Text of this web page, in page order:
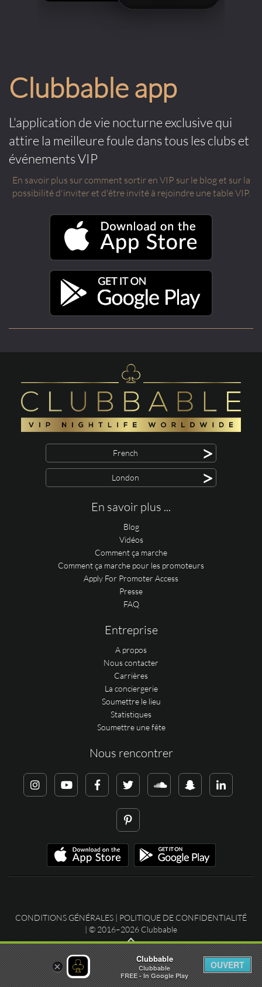
Clubbable app
L'application de vie nocturne exclusive qui
attire la meilleure foule dans tous les clubs et
événements VIP
En savoir plus sur comment sortir en VIP sur le blog et sur la
possibilité d'inviter et d'être invité à rejoindre une table VIP.
French >
London >
En savoir plus ...
Blog
Vidéos
Comment ça marche
Comment ça marche pour les promoteurs
Apply For Promoter Access
Presse
FAQ
Entreprise
A propos
Nous contacter
Carrières
La conciergerie
Soumettre le lieu
Statistiques
Soumettre une fête
Nous rencontrer
CONDITIONS GÉNÉRALES | POLITIQUE DE CONFIDENTIALITÉ
| © 2016–2026 Clubbable
×
Clubbable
Clubbable
FREE - In Google Play
OUVERT